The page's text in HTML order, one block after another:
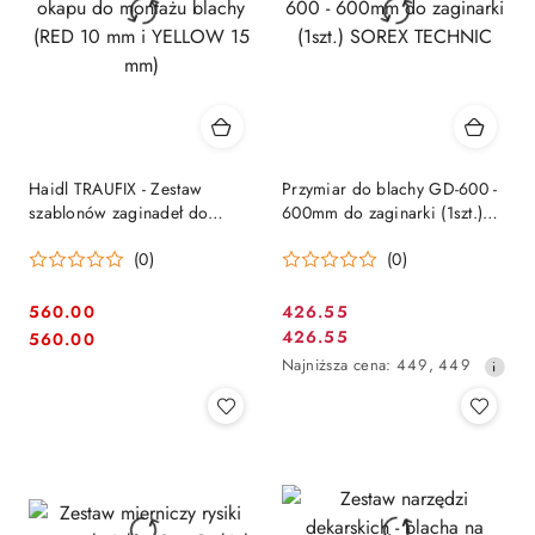
Haidl TRAUFIX - Zestaw
szablonów zaginadeł do
(RED 10 mm i YELLOW 15
(0)
Cena:
560.00
Cena:
560.00
Przymiar do blachy GD-600 -
600mm do zaginarki (1szt.)
(0)
Cena
promocyjna:
426.55
Cena
promocyjna:
426.55
Najniższa
obniżką
Najniższa cena: 449, 449